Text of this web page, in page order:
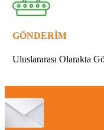
GÖNDERİM
Uluslararası Olarakta